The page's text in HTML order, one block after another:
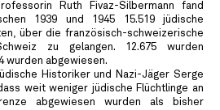
Ruth Fivaz-Silbermann fand
1939 und 1945 15.519 jüdische
über die französisch-schweizerische
zu gelangen. 12.675 wurden
wurden abgewiesen.
Historiker und Nazi-Jäger Serge
weit weniger jüdische Flüchtlinge an
abgewiesen wurden als bisher